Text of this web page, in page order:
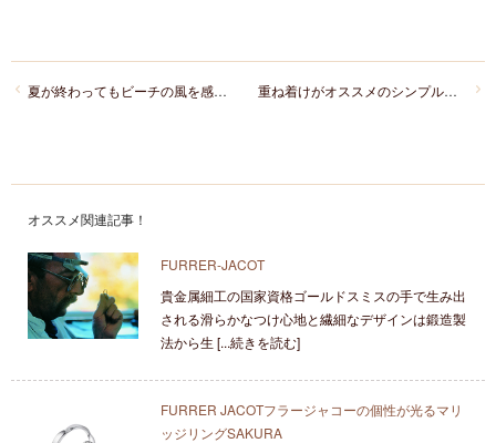
重ね着けがオススメのシンプルで着けやすいセットリングBRIDGEブリッジの一輪の薔薇・まろぎ
夏が終わってもビーチの風を感じていたい！夏婚カップルさまにオススメの婚約指輪private beachプライベートビーチのHIA
オススメ関連記事！
FURRER-JACOT
貴金属細工の国家資格ゴールドスミスの手で生み出
される滑らかなつけ心地と繊細なデザインは鍛造製
法から生 [...続きを読む]
FURRER JACOTフラージャコーの個性が光るマリ
ッジリングSAKURA